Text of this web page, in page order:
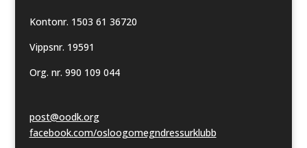
Kontonr. 1503 61 36720
Vippsnr. 19591
Org. nr. 990 109 044
post@oodk.org
facebook.com/osloogomegndressurklubb